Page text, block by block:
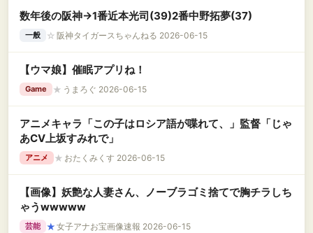
数年後の阪神→1番近本光司(39)2番中野拓夢(37)
一般 ☆ 阪神タイガースちゃんねる 2026-06-15
【ウマ娘】催眠アプリね！
Game ★ うまろぐ 2026-06-15
アニメキャラ「この子はロシア語が喋れて、」監督「じゃ
あCV上坂すみれで」
アニメ ★ おたくみくす 2026-06-15
【画像】妖艶な人妻さん、ノーブラゴミ捨てで胸チラしち
ゃうwwwww
芸能 ★ 女子アナお宝画像速報 2026-06-15